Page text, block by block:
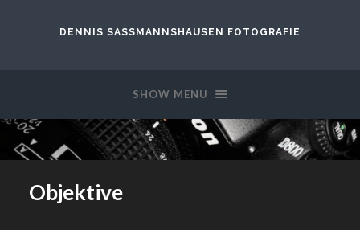
DENNIS SASSMANNSHAUSEN FOTOGRAFIE
SHOW MENU
Objektive